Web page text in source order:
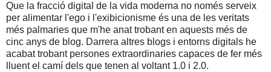
Que la fracció digital de la vida moderna no només serveix
per alimentar l'ego i l'exibicionisme és una de les veritats
més palmaries que m'he anat trobant en aquests més de
cinc anys de blog. Darrera altres blogs i entorns digitals he
acabat trobant persones extraordinaries capaces de fer més
lluent el camí dels que tenen al voltant 1.0 i 2.0.